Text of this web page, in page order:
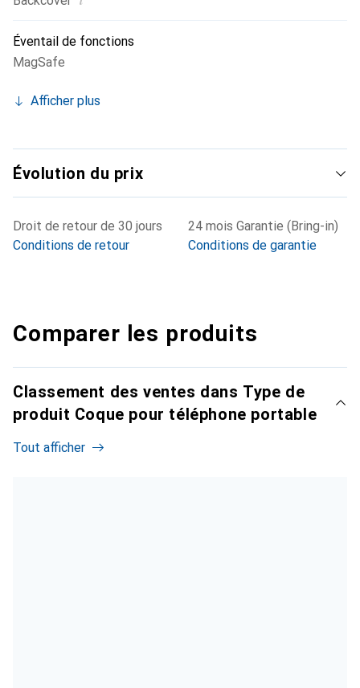
Éventail de fonctions
MagSafe
Afficher plus
Évolution du prix
Droit de retour de 30 jours
Conditions de retour
24 mois Garantie (Bring-in)
Conditions de garantie
Comparer les produits
Classement des ventes dans Type de
produit Coque pour téléphone portable
Tout afficher